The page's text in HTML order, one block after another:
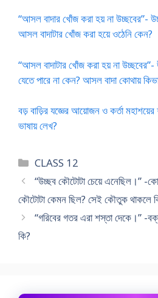
“আসল বাদার খোঁজ করা হয় না উচ্ছবের”-
আসল বাদাটার খোঁজ করা হয়ে ওঠেনি কেন?
“আসল বাদাটার খোঁজ করা হয় না
যেতে পারে না কেন? আসল বাদা কোথায়
বড় বাড়ির যজ্ঞের আয়োজন ও কর্তা
ভাষায় লেখ?
Categories
CLASS 12
“উচ্ছব কৌটোটা চেয়ে এনেছিল।” -
কৌটোটা কেমন ছিল? সেই কৌতুক থাকলে
“গরিবের গতর এরা শস্তা দেকে।” -
কি?